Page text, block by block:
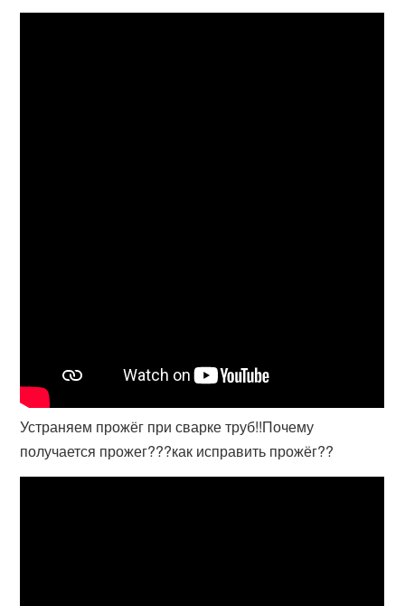
Устраняем прожёг при сварке труб!!Почему
получается прожег???как исправить прожёг??